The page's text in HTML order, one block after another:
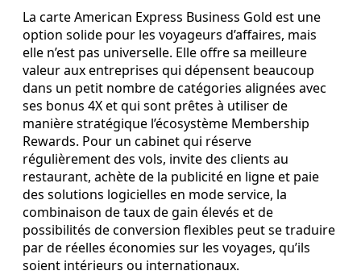
La carte American Express Business Gold est une
option solide pour les voyageurs d’affaires, mais
elle n’est pas universelle. Elle offre sa meilleure
valeur aux entreprises qui dépensent beaucoup
dans un petit nombre de catégories alignées avec
ses bonus 4X et qui sont prêtes à utiliser de
manière stratégique l’écosystème Membership
Rewards. Pour un cabinet qui réserve
régulièrement des vols, invite des clients au
restaurant, achète de la publicité en ligne et paie
des solutions logicielles en mode service, la
combinaison de taux de gain élevés et de
possibilités de conversion flexibles peut se traduire
par de réelles économies sur les voyages, qu’ils
soient intérieurs ou internationaux.